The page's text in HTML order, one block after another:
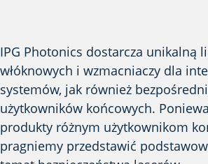
IPG Photonics dostarcza unikalną
włóknowych i wzmacniaczy dla
systemów, jak również
użytkowników końcowych.
produkty różnym użytkownikom
pragniemy przedstawić